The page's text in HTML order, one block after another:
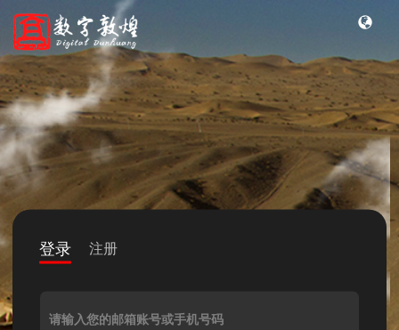
登录 注册
请输入您的邮箱账号或手机号码